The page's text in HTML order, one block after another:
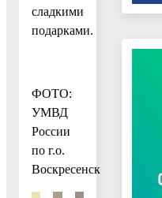
сладкими
подарками.
ФОТО:
УМВД
России
по г.о.
Воскресенск